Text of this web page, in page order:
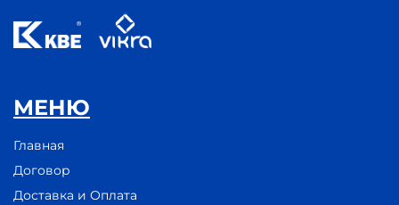
МЕНЮ
Главная
Договор
Доставка и Оплата